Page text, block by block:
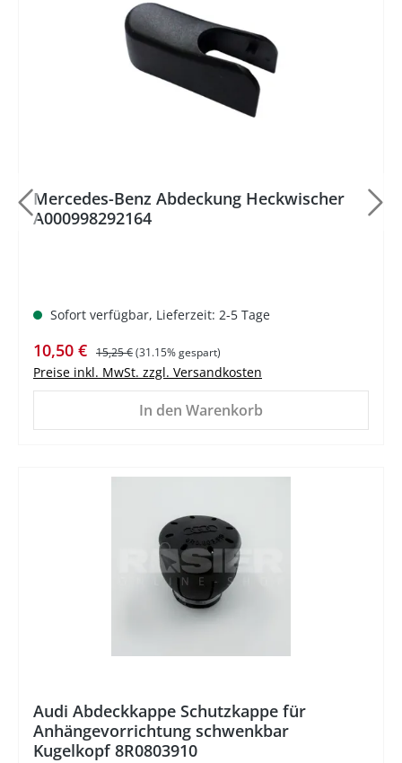
Mercedes-Benz Abdeckung Heckwischer
A000998292164
Sofort verfügbar, Lieferzeit: 2-5 Tage
Verkaufspreis:
10,50 € Regulärer Preis:
15,25 €(31.15% gespart)
Preise inkl. MwSt. zzgl. Versandkosten
In den Warenkorb
Audi Abdeckkappe Schutzkappe für
Anhängevorrichtung schwenkbar
Kugelkopf 8R0803910